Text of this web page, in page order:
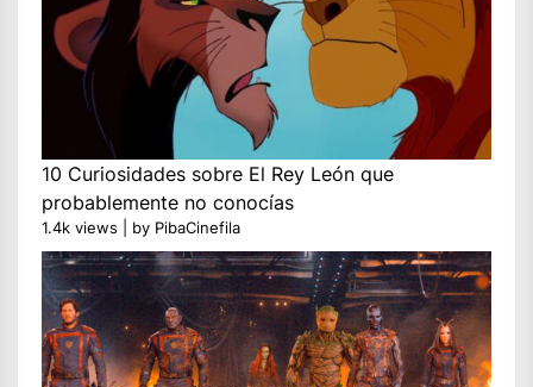
10 Curiosidades sobre El Rey León que
probablemente no conocías
1.4k views by PibaCinefila